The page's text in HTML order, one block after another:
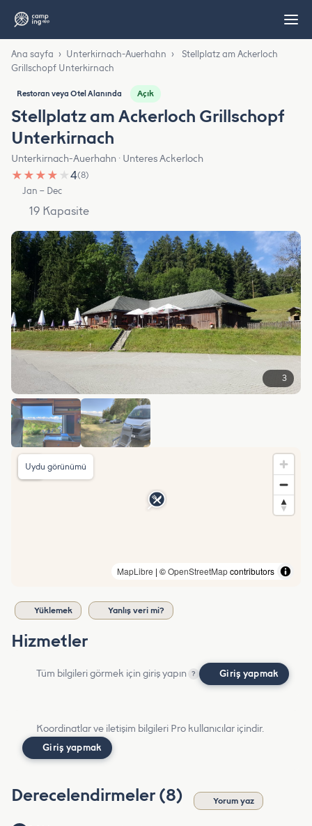
Ana sayfa › Unterkirnach-Auerhahn ›
Stellplatz am Ackerloch
Grillschopf Unterkirnach
Restoran veya Otel Alanında Açık
Stellplatz am Ackerloch Grillschopf
Unterkirnach
Unterkirnach-Auerhahn · Unteres Ackerloch
★ ★ ★ ★ ★4(8)
Jan – Dec
19 Kapasite
3
MapLibre | ©OpenStreetMapcontributors
Uydu görünümü
Yüklemek Yanlış veri mi?
Hizmetler
Tüm bilgileri görmek için giriş yapın ? Giriş yapmak
Koordinatlar ve iletişim bilgileri Pro kullanıcılar içindir.
Giriş yapmak
Derecelendirmeler (8) Yorum yaz